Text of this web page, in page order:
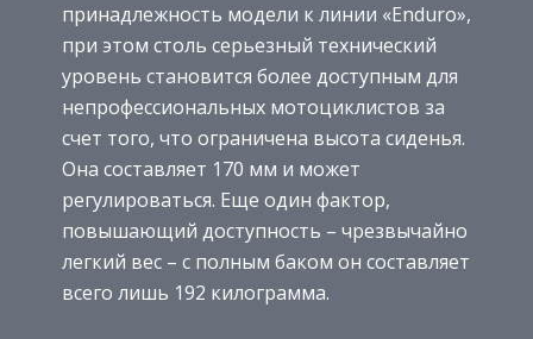
принадлежность модели к линии «Enduro»,
при этом столь серьезный технический
уровень становится более доступным для
непрофессиональных мотоциклистов за
счет того, что ограничена высота сиденья.
Она составляет 170 мм и может
регулироваться. Еще один фактор,
повышающий доступность – чрезвычайно
легкий вес – с полным баком он составляет
всего лишь 192 килограмма.